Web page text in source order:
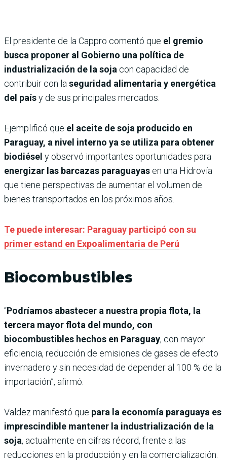
El presidente de la Cappro comentó que el gremio
busca proponer al Gobierno una política de
industrialización de la soja con capacidad de
contribuir con la seguridad alimentaria y energética
del paísy de sus principales mercados.
Ejemplificó que el aceite de soja producido en
Paraguay, a nivel interno ya se utiliza para obtener
biodiésel y observó importantes oportunidades para
energizar las barcazas paraguayas en una Hidrovía
que tiene perspectivas de aumentar el volumen de
bienes transportados en los próximos años.
Te puede interesar: Paraguay participó con su
primer estand en Expoalimentaria de Perú
Biocombustibles
“Podríamos abastecer a nuestra propia flota, la
tercera mayor flota del mundo, con
biocombustibles hechos en Paraguay, con mayor
eficiencia, reducción de emisiones de gases de efecto
invernadero y sin necesidad de depender al 100 % de la
importación”, afirmó.
Valdez manifestó que para la economía paraguaya es
imprescindible mantener la industrialización de la
soja, actualmente en cifras récord, frente a las
reducciones en la producción y en la comercialización.